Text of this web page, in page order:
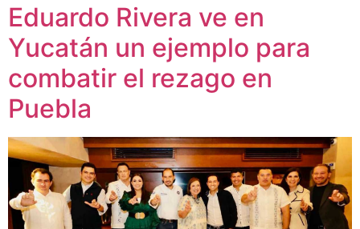
Eduardo Rivera ve en
Yucatán un ejemplo para
combatir el rezago en
Puebla